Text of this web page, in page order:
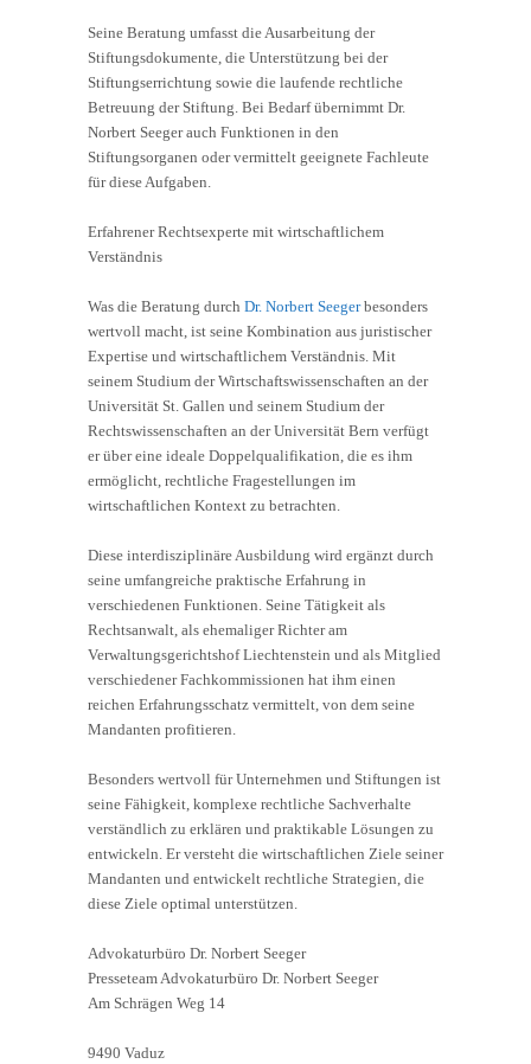
Seine Beratung umfasst die Ausarbeitung der
Stiftungsdokumente, die Unterstützung bei der
Stiftungserrichtung sowie die laufende rechtliche
Betreuung der Stiftung. Bei Bedarf übernimmt Dr.
Norbert Seeger auch Funktionen in den
Stiftungsorganen oder vermittelt geeignete Fachleute
für diese Aufgaben.
Erfahrener Rechtsexperte mit wirtschaftlichem
Verständnis
Was die Beratung durch Dr. Norbert Seegerbesonders
wertvoll macht, ist seine Kombination aus juristischer
Expertise und wirtschaftlichem Verständnis. Mit
seinem Studium der Wirtschaftswissenschaften an der
Universität St. Gallen und seinem Studium der
Rechtswissenschaften an der Universität Bern verfügt
er über eine ideale Doppelqualifikation, die es ihm
ermöglicht, rechtliche Fragestellungen im
wirtschaftlichen Kontext zu betrachten.
Diese interdisziplinäre Ausbildung wird ergänzt durch
seine umfangreiche praktische Erfahrung in
verschiedenen Funktionen. Seine Tätigkeit als
Rechtsanwalt, als ehemaliger Richter am
Verwaltungsgerichtshof Liechtenstein und als Mitglied
verschiedener Fachkommissionen hat ihm einen
reichen Erfahrungsschatz vermittelt, von dem seine
Mandanten profitieren.
Besonders wertvoll für Unternehmen und Stiftungen ist
seine Fähigkeit, komplexe rechtliche Sachverhalte
verständlich zu erklären und praktikable Lösungen zu
entwickeln. Er versteht die wirtschaftlichen Ziele seiner
Mandanten und entwickelt rechtliche Strategien, die
diese Ziele optimal unterstützen.
Advokaturbüro Dr. Norbert Seeger
Presseteam Advokaturbüro Dr. Norbert Seeger
Am Schrägen Weg 14
9490 Vaduz